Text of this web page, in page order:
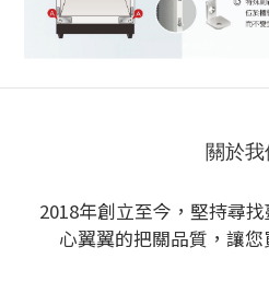
關於
2018年創立至今，堅持尋
心翼翼的把關品質，讓您